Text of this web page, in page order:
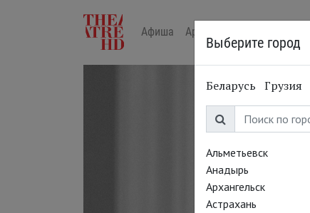
Афиша Арт-лекторий в кино
Выберите город
Беларусь Грузия
Альметьевск
Анадырь
Архангельск
Астрахань